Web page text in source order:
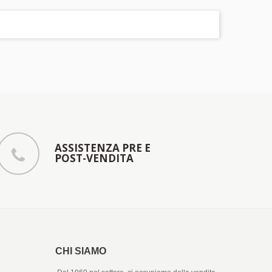
ASSISTENZA PRE E
POST-VENDITA
CHI SIAMO